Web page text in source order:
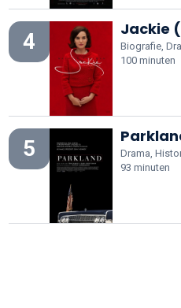
4 Jackie
Biografie,
100 minuten
5
Drama,
93 minuten